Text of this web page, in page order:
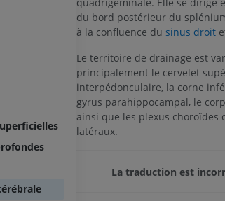
quadrigéminale. Elle se dirige
du bord postérieur du
à la confluence du sinus droit
Le territoire de drainage est
principalement le cervelet
interpédonculaire, la corne
gyrus parahippocampal, le
ainsi que les plexus choroïdes
latéraux.
La traduction est